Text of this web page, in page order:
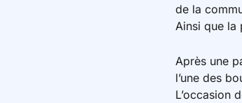
de la
Ainsi que la
Après une
l’une des
L’occasion